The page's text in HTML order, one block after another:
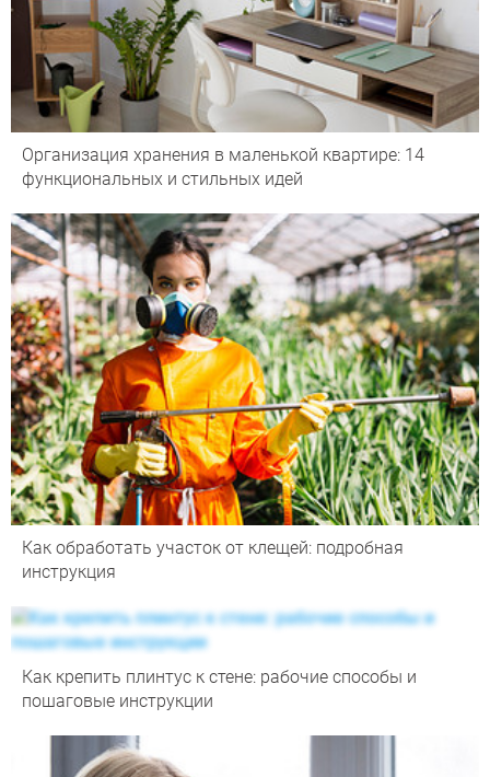
Организация хранения в маленькой квартире: 14
функциональных и стильных идей
Как обработать участок от клещей: подробная
инструкция
Как крепить плинтус к стене: рабочие способы и
пошаговые инструкции